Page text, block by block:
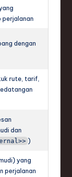
perjalanan
dengan
rute, tarif,
dan
)
yang
perjalanan